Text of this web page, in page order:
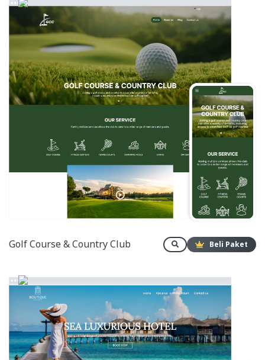
Golf Course & Country Club Beli Paket